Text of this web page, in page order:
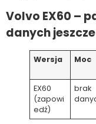
Volvo EX60 –
danych
Wersja Moc
EX60
(zapowi
edź)
brak